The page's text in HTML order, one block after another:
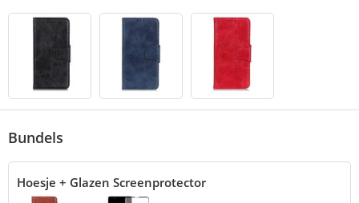
Bundels
Hoesje + Glazen Screenprotector